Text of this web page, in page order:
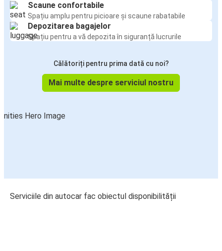
Scaune confortabile
Spațiu amplu pentru picioare și scaune rabatabile
Depozitarea bagajelor
Spațiu pentru a vă depozita în siguranță lucrurile
Călătoriți pentru prima dată cu noi?
Mai multe despre serviciul nostru
Serviciile din autocar fac obiectul disponibilității